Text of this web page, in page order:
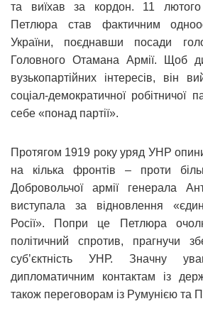
та виїхав за кордон. 11
Петлюра став фактичним
України, поєднавши посади
Головного Отамана Армії. Щоб
вузькопартійних інтересів, він
соціал-демократичної робітничої
себе «понад партії».
Протягом 1919 року уряд УНР
на кілька фронтів – проти
Добровольчої армії генерала
виступала за відновлення
Росії». Попри це Петлюра
політичний спротив, прагнучи
суб’єктність УНР. Значну
дипломатичним контактам із
також переговорам із Румунією та